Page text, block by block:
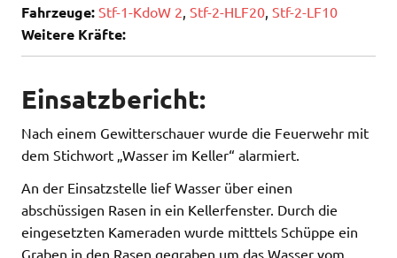
Fahrzeuge: Stf-1-KdoW 2 Stf-2-HLF20 Stf-2-LF10
Weitere Kräfte:
Einsatzbericht:
Nach einem Gewitterschauer wurde die Feuerwehr mit
dem Stichwort „Wasser im Keller“ alarmiert.
An der Einsatzstelle lief Wasser über einen
abschüssigen Rasen in ein Kellerfenster. Durch die
eingesetzten Kameraden wurde mitttels Schüppe ein
Graben in den Rasen gegraben um das Wasser vom